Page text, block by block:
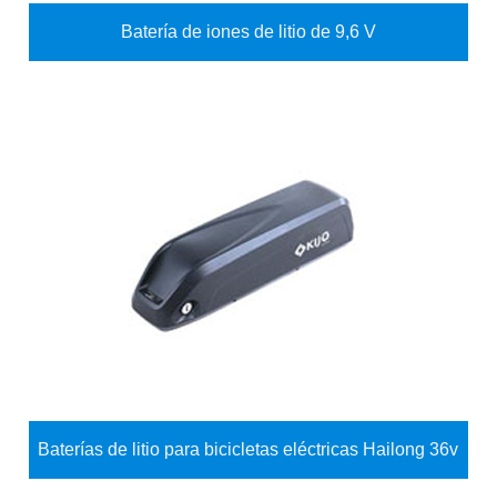
Batería de iones de litio de 9,6 V
Baterías de litio para bicicletas eléctricas Hailong 36v